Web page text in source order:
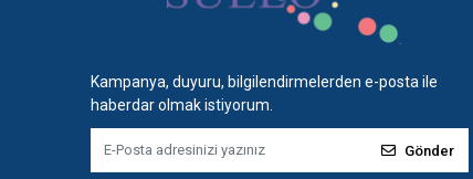
Kampanya, duyuru, bilgilendirmelerden e-posta ile
haberdar olmak istiyorum.
Gönder